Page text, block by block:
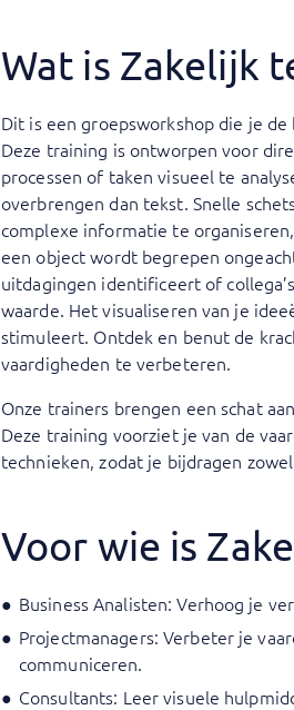
Wat is Zakelijk
Dit is een groepsworkshop die je
Deze training is ontworpen voor
processen of taken visueel te
overbrengen dan tekst. Snelle
complexe informatie te
een object wordt begrepen
uitdagingen identificeert of
waarde. Het visualiseren van je
stimuleert. Ontdek en benut de
vaardigheden te verbeteren.
Onze trainers brengen een schat
Deze training voorziet je van de
technieken, zodat je bijdragen
Voor wie is
Business Analisten: Verhoog je
Projectmanagers: Verbeter je
communiceren.
Consultants: Leer visuele